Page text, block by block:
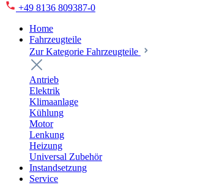
+49 8136 809387-0
Home
Fahrzeugteile
Zur Kategorie Fahrzeugteile
Antrieb
Elektrik
Klimaanlage
Kühlung
Motor
Lenkung
Heizung
Universal Zubehör
Instandsetzung
Service